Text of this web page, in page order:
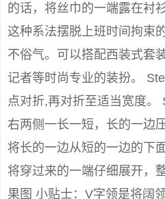
的话，将丝巾的一端露在衬
这种系法摆脱上班时间拘束
不俗气。可以搭配西装式套
记者等时尚专业的装扮。
点对折,再对折至适当宽度。
右两侧一长一短，长的一边
将长的一边从短的一边的下
将穿过来的一端仔细展开，
果图 小贴士：V字领是将阔